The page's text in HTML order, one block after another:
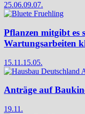
25.06.09.07.
Pflanzen mitgibt es
Wartungsarbeiten
15.11.15.05.
Anträge auf
19.11.